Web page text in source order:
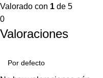
Valorado con 1 de 5
0
Valoraciones